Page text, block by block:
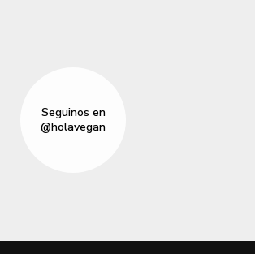
Seguinos en
@holavegan